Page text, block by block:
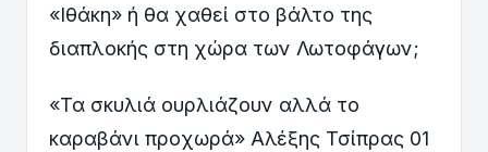
«Ιθάκη» ή θα χαθεί στο βάλτο της
διαπλοκής στη χώρα των Λωτοφάγων;
«Τα σκυλιά ουρλιάζουν αλλά το
καραβάνι προχωρά» Αλέξης Τσίπρας 01